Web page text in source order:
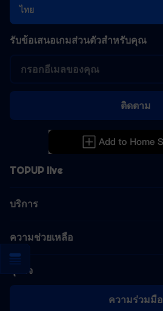
ไทย
TOPUP live
บริการ
ความช่วยเหลือ
ธุรกิจ
ความร่วมมือ
รับข้อเสนอเกมส่วนตัวสำหรับคุณ
ติดตาม